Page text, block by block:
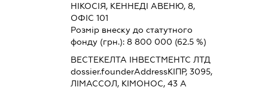
НІКОСІЯ, КЕННЕДІ АВЕНЮ, 8,
ОФІС 101
Розмір внеску до статутного
фонду (грн.):8 800 000 (62.5 %)
ВЕСТЕКЕЛТА ІНВЕСТМЕНТС ЛТД
dossier.founderAddressКІПР, 3095,
ЛІМАССОЛ, КІМОНОС, 43 А